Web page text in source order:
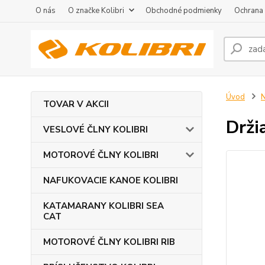
O nás O značke Kolibri Obchodné podmienky
TOVAR V AKCII
VESLOVÉ ČLNY KOLIBRI
MOTOROVÉ ČLNY KOLIBRI
NAFUKOVACIE KANOE KOLIBRI
KATAMARANY KOLIBRI SEA
CAT
MOTOROVÉ ČLNY KOLIBRI RIB
Úvod